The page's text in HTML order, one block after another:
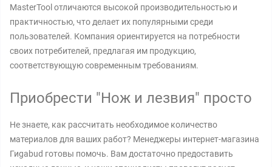
MasterTool отличаются высокой производительностью и
практичностью, что делает их популярными среди
пользователей. Компания ориентируется на потребности
своих потребителей, предлагая им продукцию,
соответствующую современным требованиям.
Приобрести "Нож и лезвия" просто
Не знаете, как рассчитать необходимое количество
материалов для ваших работ? Менеджеры интернет-магазина
Гиgabud готовы помочь. Вам достаточно предоставить